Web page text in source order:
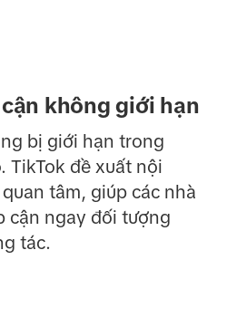
không giới hạn
bị giới hạn trong
TikTok đề xuất nội
tâm, giúp các nhà
cận ngay đối tượng
tác.